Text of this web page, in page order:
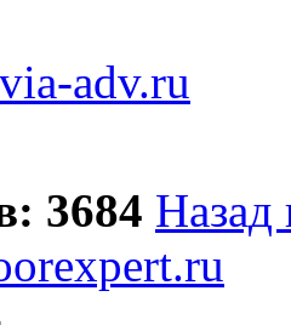
adv.ru
3684 Назад